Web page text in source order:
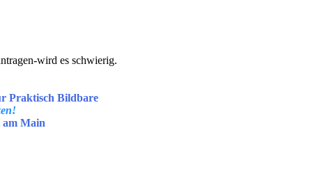
wird es schwierig.
Praktisch Bildbare
Main